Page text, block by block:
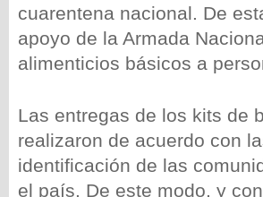
cuarentena nacional. De
apoyo de la Armada
alimenticios básicos a
Las entregas de los kits de
realizaron de acuerdo con
identificación de las
el país. De este modo, y